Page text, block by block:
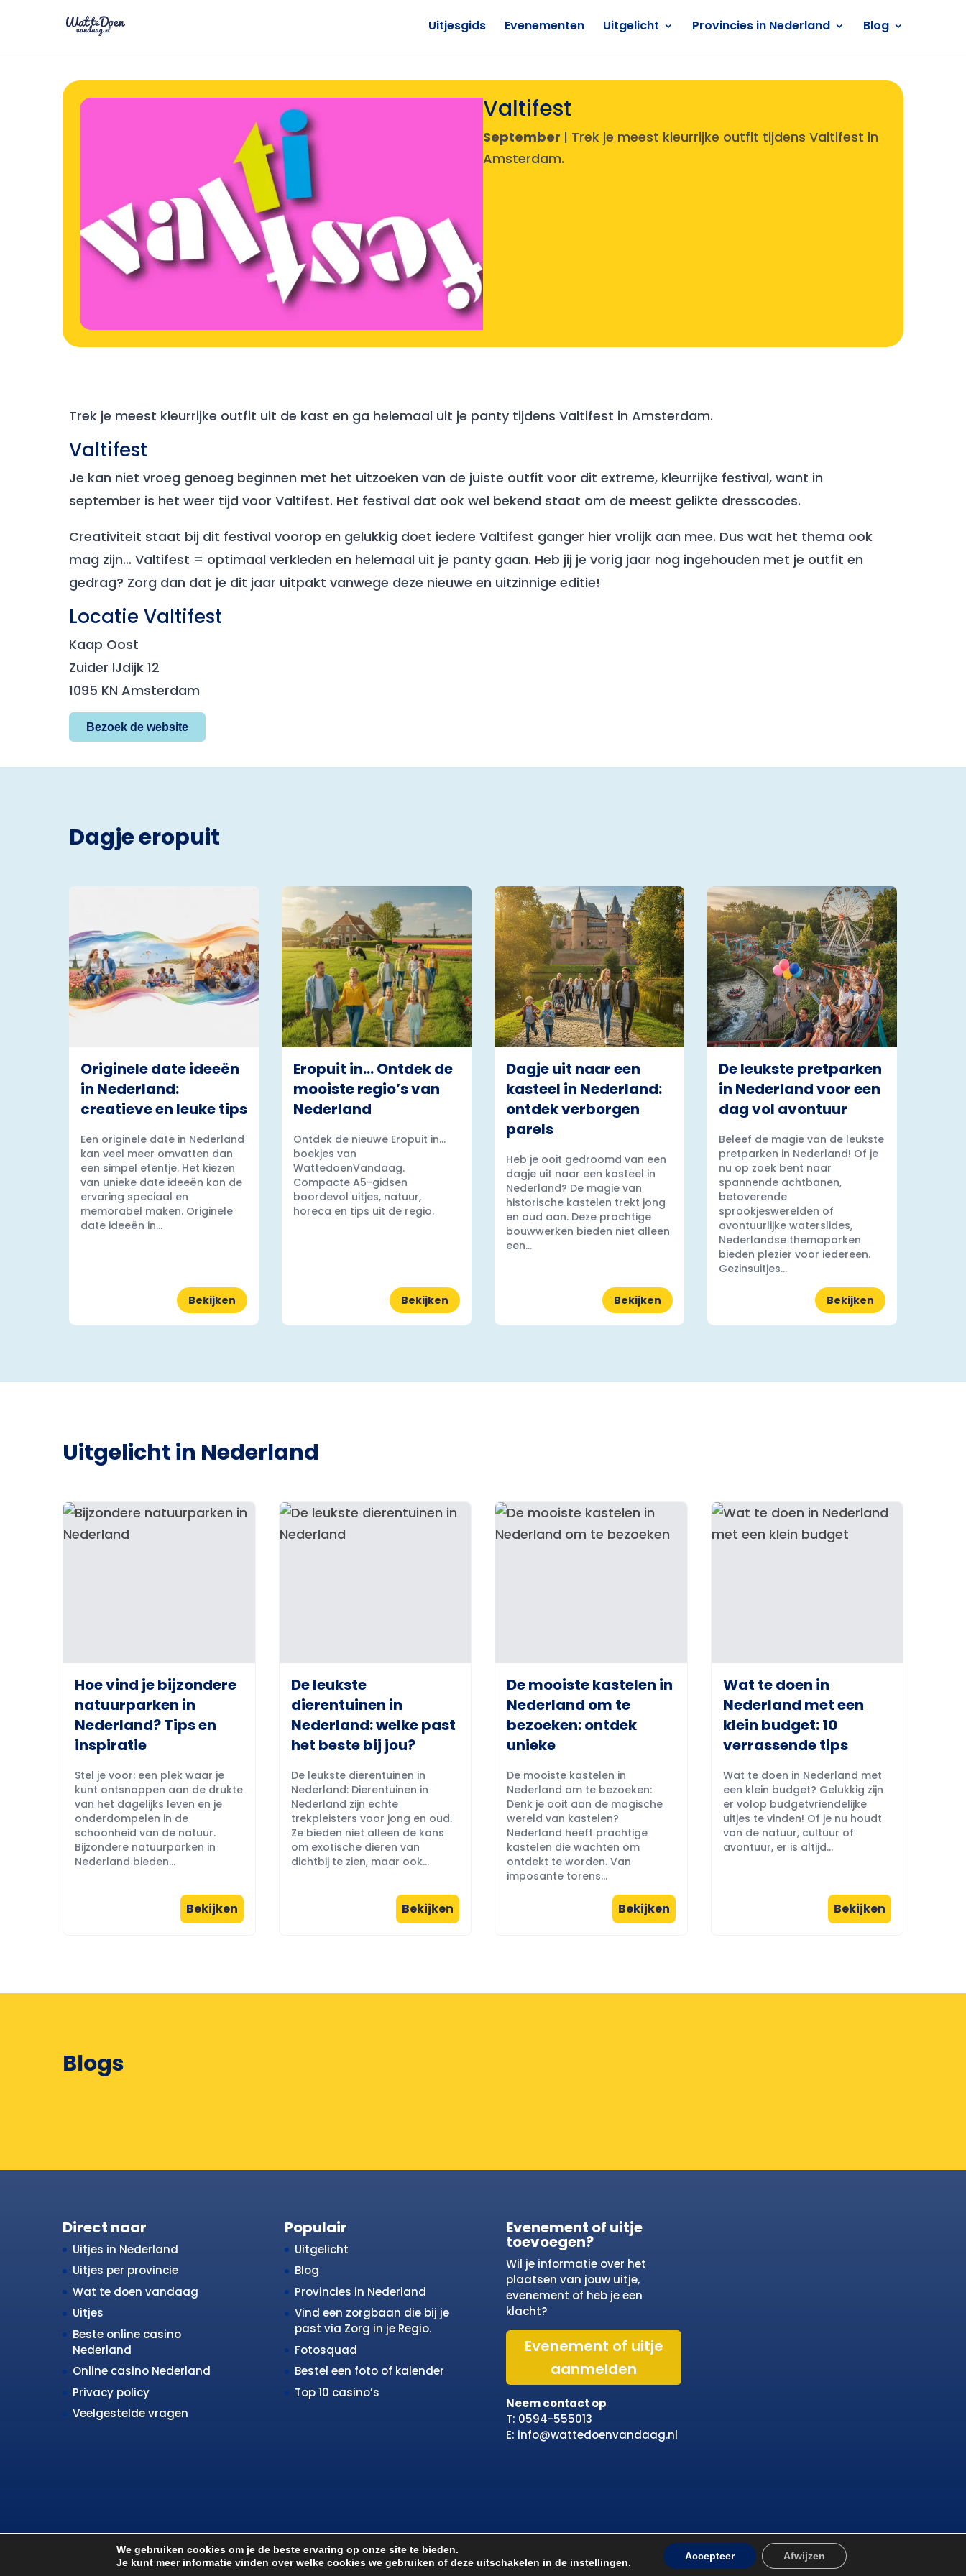
Uitjesgids Evenementen Uitgelicht Provincies in Nederland Blog
Valtifest
September | Trek je meest kleurrijke outfit tijdens Valtifest in
Amsterdam.
Trek je meest kleurrijke outfit uit de kast en ga helemaal uit je panty tijdens Valtifest in Amsterdam.
Valtifest
Je kan niet vroeg genoeg beginnen met het uitzoeken van de juiste outfit voor dit extreme, kleurrijke festival, want in
september is het weer tijd voor Valtifest. Het festival dat ook wel bekend staat om de meest gelikte dresscodes.
Creativiteit staat bij dit festival voorop en gelukkig doet iedere Valtifest ganger hier vrolijk aan mee. Dus wat het thema ook
mag zijn… Valtifest = optimaal verkleden en helemaal uit je panty gaan. Heb jij je vorig jaar nog ingehouden met je outfit en
gedrag? Zorg dan dat je dit jaar uitpakt vanwege deze nieuwe en uitzinnige editie!
Locatie Valtifest
Kaap Oost
Zuider IJdijk 12
1095 KN Amsterdam
Bezoek de website
Dagje eropuit
Originele date ideeën
in Nederland:
creatieve en leuke tips
Een originele date in Nederland
kan veel meer omvatten dan
een simpel etentje. Het kiezen
van unieke date ideeën kan de
ervaring speciaal en
memorabel maken. Originele
date ideeën in...
Bekijken
Eropuit in… Ontdek de
mooiste regio’s van
Nederland
Ontdek de nieuwe Eropuit in...
boekjes van
WattedoenVandaag.
Compacte A5-gidsen
boordevol uitjes, natuur,
horeca en tips uit de regio.
Bekijken
Dagje uit naar een
kasteel in Nederland:
ontdek verborgen
parels
Heb je ooit gedroomd van een
dagje uit naar een kasteel in
Nederland? De magie van
historische kastelen trekt jong
en oud aan. Deze prachtige
bouwwerken bieden niet alleen
een...
Bekijken
De leukste pretparken
in Nederland voor een
dag vol avontuur
Beleef de magie van de leukste
pretparken in Nederland! Of je
nu op zoek bent naar
spannende achtbanen,
betoverende
sprookjeswerelden of
avontuurlijke waterslides,
Nederlandse themaparken
bieden plezier voor iedereen.
Gezinsuitjes...
Bekijken
Uitgelicht in Nederland
Hoe vind je bijzondere
natuurparken in
Nederland? Tips en
inspiratie
Stel je voor: een plek waar je
kunt ontsnappen aan de drukte
van het dagelijks leven en je
onderdompelen in de
schoonheid van de natuur.
Bijzondere natuurparken in
Nederland bieden...
Bekijken
De leukste
dierentuinen in
Nederland: welke past
het beste bij jou?
De leukste dierentuinen in
Nederland: Dierentuinen in
Nederland zijn echte
trekpleisters voor jong en oud.
Ze bieden niet alleen de kans
om exotische dieren van
dichtbij te zien, maar ook...
Bekijken
De mooiste kastelen in
Nederland om te
bezoeken: ontdek
unieke
De mooiste kastelen in
Nederland om te bezoeken:
Denk je ooit aan de magische
wereld van kastelen?
Nederland heeft prachtige
kastelen die wachten om
ontdekt te worden. Van
imposante torens...
Bekijken
Wat te doen in
Nederland met een
klein budget: 10
verrassende tips
Wat te doen in Nederland met
een klein budget? Gelukkig zijn
er volop budgetvriendelijke
uitjes te vinden! Of je nu houdt
van de natuur, cultuur of
avontuur, er is altijd...
Bekijken
Blogs
Direct naar
Uitjes in Nederland
Uitjes per provincie
Wat te doen vandaag
Uitjes
Beste online casino
Nederland
Online casino Nederland
Privacy policy
Veelgestelde vragen
Populair
Uitgelicht
Blog
Provincies in Nederland
Vind een zorgbaan die bij je
past via Zorg in je Regio.
Fotosquad
Bestel een foto of kalender
Top 10 casino’s
Evenement of uitje
toevoegen?
Wil je informatie over het
plaatsen van jouw uitje,
evenement of heb je een
klacht?
Evenement of uitje
aanmelden
Neem contact op
T: 0594-555013
E: info@wattedoenvandaag.nl
We gebruiken cookies om je de beste ervaring op onze site te bieden.
Je kunt meer informatie vinden over welke cookies we gebruiken of deze uitschakelen in de instellingen.
Accepteer Afwijzen